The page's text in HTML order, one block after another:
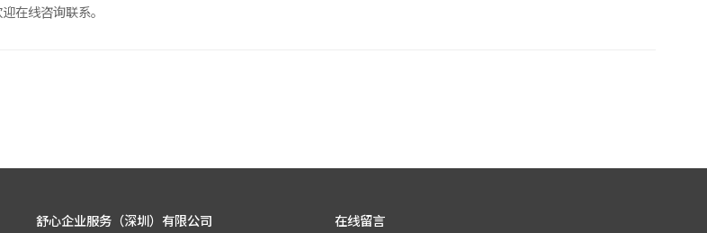
在线咨询联系。
舒心企业服务（深圳）有限公司 在线留言